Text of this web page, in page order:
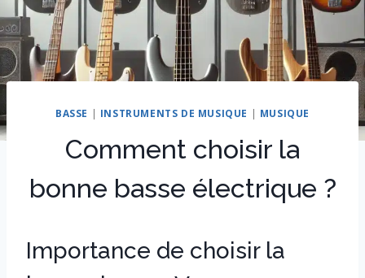
BASSE | INSTRUMENTS DE MUSIQUE | MUSIQUE
Comment choisir la
bonne basse électrique ?
Importance de choisir la